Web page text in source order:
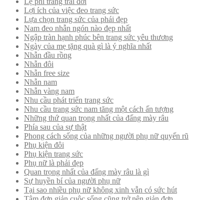
Lợi ích của việc đeo trang sức
Lựa chọn trang sức của phái đẹp
Nam đeo nhẫn ngón nào đẹp nhất
Ngập tràn hạnh phúc bên trang sức yêu thương
Ngày của mẹ tặng quà gì là ý nghĩa nhất
Nhẫn đầu rồng
Nhẫn đôi
Nhẫn free size
Nhẫn nam
Nhẫn vàng nam
Nhu cầu phát triển trang sức
Nhu cầu trang sức nam tăng một cách ấn tượng
Những thứ quan trọng nhất của đấng mày râu
Phía sau của sự thật
Phong cách sống của những người phụ nữ quyến rũ
Phụ kiện đôi
Phụ kiện trang sức
Phụ nữ là phải đẹp
Quan trọng nhất của đấng mày râu là gì
Sự huyền bí của người phụ nữ
Tại sao nhiều phụ nữ không xinh vẫn có sức hút